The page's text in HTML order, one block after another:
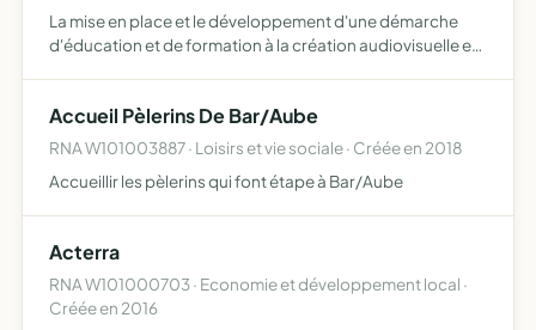
La mise en place et le développement d'une démarche
d'éducation et de formation à la création audiovisuelle et
concepts.…
Accueil Pèlerins De Bar/Aube
RNA W101003887 · Loisirs et vie sociale · Créée en 2018
Accueillir les pèlerins qui font étape à Bar/Aube
Acterra
RNA W101000703 · Economie et développement local ·
Créée en 2016